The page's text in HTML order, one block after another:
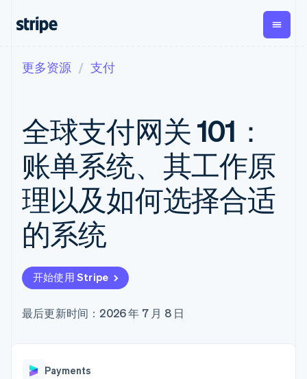
支付
在线支付
Payment links
无代码支付
Checkout
预构建支付界
面
Elements
灵活的 UI 组件
Payment
methods
付方式
Terminal
Authorization
Boost
化
加速结账
经常性收入
Metronome
按用量计费
Subscriptions
订阅管理
Invoicing
一次性或定期
Revenue
Recognition
Stripe Sigma
自定义报告
数据同步
Global
Payouts
向第三
方打款
Crypto
钱包、
稳定币
按企业阶段
按应用场景
智能体商务
加密货币
电子商务
嵌入式金融
财务自动化
应用内支付
交易市场
资金管理
SaaS
文档
库与 SDK
Stripe Apps
指南
接受线上付款
实施预置结账流程
构建平台或交易市场
提供按用量计费
发行稳定币支持的支付卡
通过智能体配置和管理服
学习
指南
支持
获取支持
托管支持方案
公司
产品路线图
更多资源 支付
全球支付网关 101：
账单系统、其工作原
理以及如何选择合适
的系统
开始使用 Stripe
最后更新时间：2026 年 7 月 8 日
Payments